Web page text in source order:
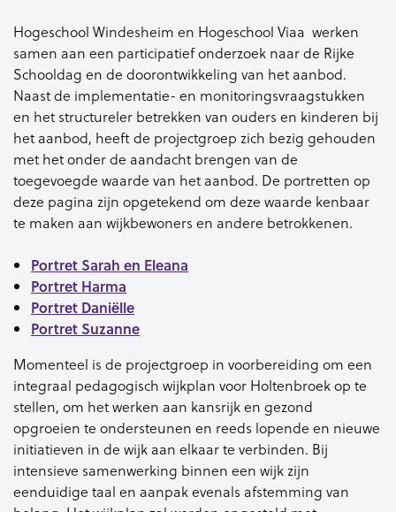
Hogeschool Windesheim en Hogeschool Viaa werken
samen aan een participatief onderzoek naar de Rijke
Schooldag en de doorontwikkeling van het aanbod.
Naast de implementatie- en monitoringsvraagstukken
en het structureler betrekken van ouders en kinderen bij
het aanbod, heeft de projectgroep zich bezig gehouden
met het onder de aandacht brengen van de
toegevoegde waarde van het aanbod. De portretten op
deze pagina zijn opgetekend om deze waarde kenbaar
te maken aan wijkbewoners en andere betrokkenen.
Portret Sarah en Eleana
Portret Harma
Portret Daniëlle
Portret Suzanne
Momenteel is de projectgroep in voorbereiding om een
integraal pedagogisch wijkplan voor Holtenbroek op te
stellen, om het werken aan kansrijk en gezond
opgroeien te ondersteunen en reeds lopende en nieuwe
initiatieven in de wijk aan elkaar te verbinden. Bij
intensieve samenwerking binnen een wijk zijn
eenduidige taal en aanpak evenals afstemming van